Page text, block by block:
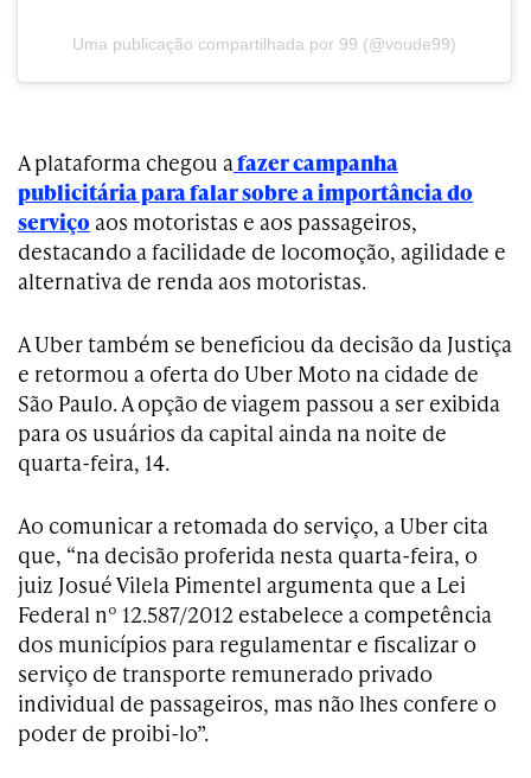
Uma publicação compartilhada por 99 (@voude99)
A plataforma chegou afazer campanha
publicitária para falar sobre a importância do
serviço aos motoristas e aos passageiros,
destacando a facilidade de locomoção, agilidade e
alternativa de renda aos motoristas.
A Uber também se beneficiou da decisão da Justiça
e retormou a oferta do Uber Moto na cidade de
São Paulo. A opção de viagem passou a ser exibida
para os usuários da capital ainda na noite de
quarta-feira, 14.
Ao comunicar a retomada do serviço, a Uber cita
que, “na decisão proferida nesta quarta-feira, o
juiz Josué Vilela Pimentel argumenta que a Lei
Federal nº 12.587/2012 estabelece a competência
dos municípios para regulamentar e fiscalizar o
serviço de transporte remunerado privado
individual de passageiros, mas não lhes confere o
poder de proibi-lo”.